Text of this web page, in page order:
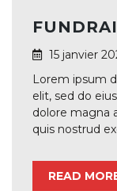
15 janvier
Lorem ipsum
elit, sed do
dolore magna
quis nostrud
READ